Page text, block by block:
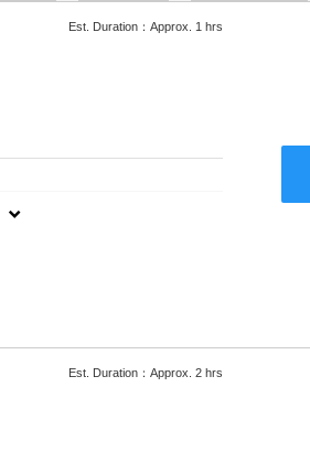
Est. Duration：Approx. 1 hrs
Est. Duration：Approx. 2 hrs